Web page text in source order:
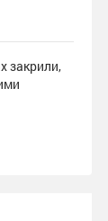
закрили,